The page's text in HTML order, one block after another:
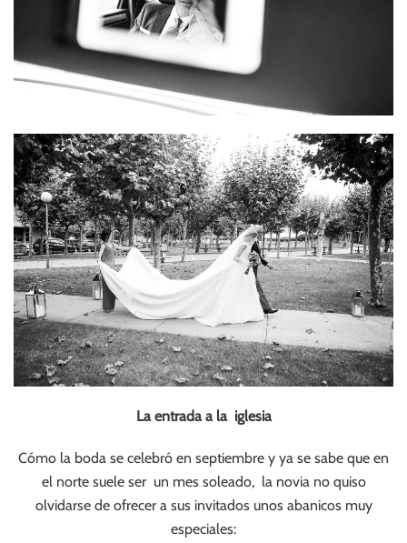
La entrada a la iglesia
Cómo la boda se celebró en septiembre y ya se sabe que en
el norte suele ser un mes soleado, la novia no quiso
olvidarse de ofrecer a sus invitados unos abanicos muy
especiales: